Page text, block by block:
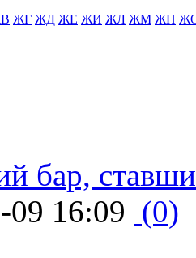
ЖГ ЖД ЖЕ ЖИ ЖЛ ЖМ ЖН
бар,
09 16:09 (0)